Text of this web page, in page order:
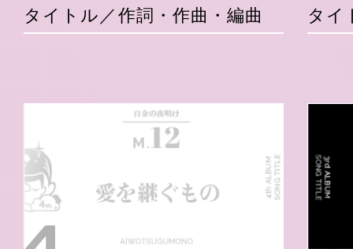
タイトル／作詞・作曲・編曲
タイ